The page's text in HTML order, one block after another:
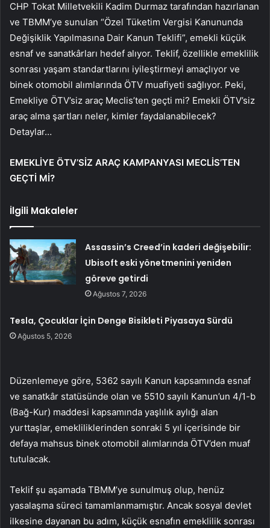
CHP Tokat Milletvekili Kadim Durmaz tarafından hazırlanan
ve TBMM’ye sunulan “Özel Tüketim Vergisi Kanununda
Değişiklik Yapılmasına Dair Kanun Teklifi”, emekli küçük
esnaf ve sanatkârları hedef alıyor. Teklif, özellikle emeklilik
sonrası yaşam standartlarını iyileştirmeyi amaçlıyor ve
binek otomobil alımlarında ÖTV muafiyeti sağlıyor. Peki,
Emekliye ÖTV’siz araç Meclis’ten geçti mi? Emekli ÖTV’siz
araç alma şartları neler, kimler faydalanabilecek?
Detaylar…
EMEKLİYE ÖTV’SİZ ARAÇ KAMPANYASI MECLİS’TEN
GEÇTİ Mİ?
İlgili Makaleler
Assassin’s Creed’in kaderi değişebilir:
Ubisoft eski yönetmenini yeniden
göreve getirdi
Ağustos 7, 2026
Tesla, Çocuklar İçin Denge Bisikleti Piyasaya Sürdü
Ağustos 5, 2026
Düzenlemeye göre, 5362 sayılı Kanun kapsamında esnaf
ve sanatkâr statüsünde olan ve 5510 sayılı Kanun’un 4/1-b
(Bağ-Kur) maddesi kapsamında yaşlılık aylığı alan
yurttaşlar, emekliliklerinden sonraki 5 yıl içerisinde bir
defaya mahsus binek otomobil alımlarında ÖTV’den muaf
tutulacak.
Teklif şu aşamada TBMM’ye sunulmuş olup, henüz
yasalaşma süreci tamamlanmamıştır. Ancak sosyal devlet
ilkesine dayanan bu adım, küçük esnafın emeklilik sonrası